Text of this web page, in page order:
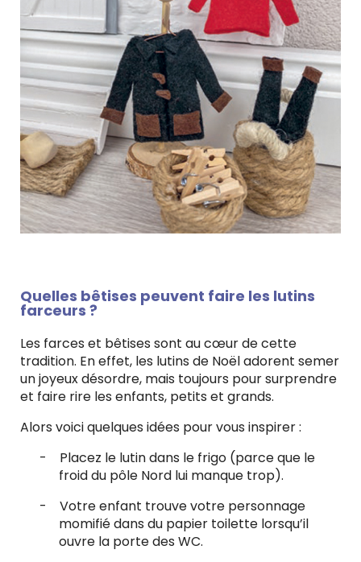
Quelles bêtises peuvent faire les lutins
farceurs ?
Les farces et bêtises sont au cœur de cette
tradition. En effet, les lutins de Noël adorent semer
un joyeux désordre, mais toujours pour surprendre
et faire rire les enfants, petits et grands.
Alors voici quelques idées pour vous inspirer :
-
Placez le lutin dans le frigo (parce que le
froid du pôle Nord lui manque trop).
-
Votre enfant trouve votre personnage
momifié dans du papier toilette lorsqu’il
ouvre la porte des WC.